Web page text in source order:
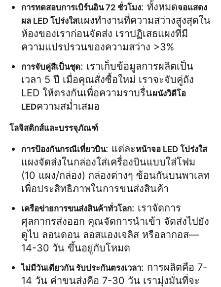
การทดสอบการเบิร์นอิน 72 ชั่วโมง: ทั้งหมดจอแสดง
ผล LED โปร่งใสแผงทำงานที่ความสว่างสูงสุดใน
ห้องของเราก่อนจัดส่ง เราปฏิเสธแผงที่มี
ความแปรปรวนของความสว่าง >3%
การจับคู่สีเป็นชุด: เราเก็บข้อมูลการผลิตเป็น
เวลา 5 ปี เมื่อคุณสั่งซื้อใหม่ เราจะจับคู่ถัง
LED ให้ตรงกันเพื่อความราบรื่นผนังวิดีโอ
LEDความสม่ำเสมอ
โลจิสติกส์และบรรจุภัณฑ์
การป้องกันกรณีเที่ยวบิน: แต่ละหน้าจอ LED โปร่งใส
แผงจัดส่งในกล่องใส่เครื่องบินแบบใส่โฟม
(10 แผง/กล่อง) กล่องต่างๆ ซ้อนกันบนพาเลท
เพื่อประสิทธิภาพในการขนส่งสินค้า
เครือข่ายการขนส่งสินค้าทั่วโลก: เราจัดการ
ศุลกากรส่งออก คุณจัดการนำเข้า จัดส่งไปยัง
ดูไบ ลอนดอน ลอสแองเจลิส หรือลากอส—
14-30 วัน ขึ้นอยู่กับโหมด
ไม่มีวันเดียวกัน รับประกันตรงเวลา: การผลิตคือ 7-
14 วัน ค่าขนส่งคือ 7-30 วัน เรามุ่งมั่นที่จะ